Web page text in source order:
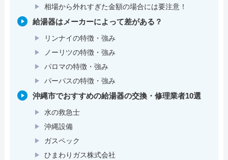
相場から外れすぎた金額の場合には要注意！
給湯器はメーカーによって差がある？
リンナイの特徴・強み
ノーリツの特徴・強み
パロマの特徴・強み
パーパスの特徴・強み
沖縄市でおすすめの給湯器の交換・修理業者10選
水の救急士
沖縄設備
ガスペック
ひまわりガス株式会社